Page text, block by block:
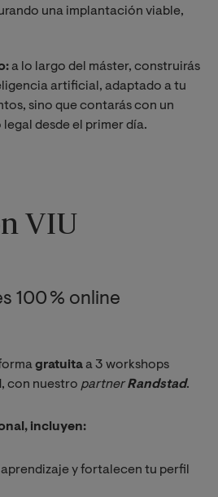
una implantación viable,
a lo largo del máster, construirás
artificial, adaptado a tu
sino que contarás con un
desde el primer día.
VIU
100 % online
gratuitaa 3 workshops
, con nuestro partner Randstad.
incluyen:
y fortalecen tu perfil